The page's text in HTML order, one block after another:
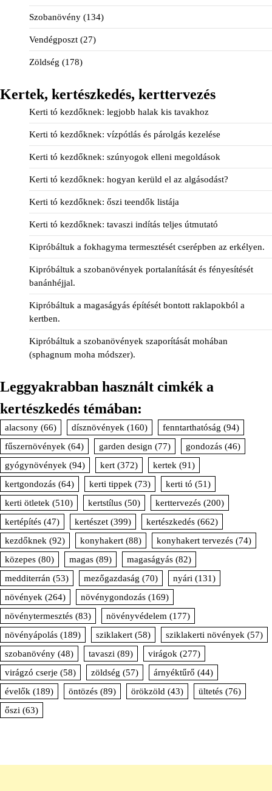
Szobanövény (134)
Vendégposzt (27)
Zöldség (178)
Kertek, kertészkedés, kerttervezés
Kerti tó kezdőknek: legjobb halak kis tavakhoz
Kerti tó kezdőknek: vízpótlás és párolgás kezelése
Kerti tó kezdőknek: szúnyogok elleni megoldások
Kerti tó kezdőknek: hogyan kerüld el az algásodást?
Kerti tó kezdőknek: őszi teendők listája
Kerti tó kezdőknek: tavaszi indítás teljes útmutató
Kipróbáltuk a fokhagyma termesztését cserépben az erkélyen.
Kipróbáltuk a szobanövények portalanítását és fényesítését
banánhéjjal.
Kipróbáltuk a magaságyás építését bontott raklapokból a
kertben.
Kipróbáltuk a szobanövények szaporítását mohában
(sphagnum moha módszer).
Leggyakrabban használt cimkék a
kertészkedés témában:
alacsony (66) dísznövények (160) fenntarthatóság (94)
fűszernövények (64) garden design (77) gondozás (46)
gyógynövények (94) kert (372) kertek (91)
kertgondozás (64) kerti tippek (73) kerti tó (51)
kerti ötletek (510) kertstílus (50) kerttervezés (200)
kertépítés (47) kertészet (399) kertészkedés (662)
kezdőknek (92) konyhakert (88) konyhakert tervezés (74)
közepes (80) magas (89) magaságyás (82)
medditerrán (53) mezőgazdaság (70) nyári (131)
növények (264) növénygondozás (169)
növénytermesztés (83) növényvédelem (177)
növényápolás (189) sziklakert (58) sziklakerti növények (57)
szobanövény (48) tavaszi (89) virágok (277)
virágzó cserje (58) zöldség (57) árnyéktűrő (44)
évelők (189) öntözés (89) örökzöld (43) ültetés (76)
őszi (63)